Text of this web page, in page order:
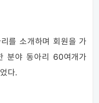
를 소개하며 회원을 가
분야 동아리 60여개가
다.